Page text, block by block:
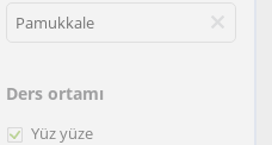
Ders ortamı
Yüz yüze